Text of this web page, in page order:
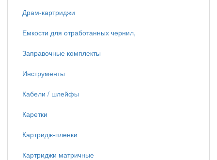
Драм-картриджи
Емкости для отработанных чернил,
Заправочные комплекты
Инструменты
Кабели / шлейфы
Каретки
Картридж-пленки
Картриджи матричные